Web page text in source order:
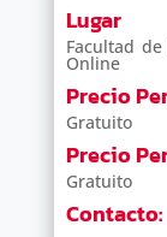
Lugar
Facultad
Online
Precio
Gratuito
Precio
Gratuito
Contacto: